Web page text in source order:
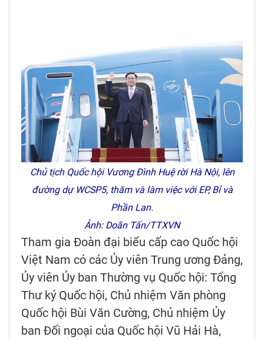
Chủ tịch Quốc hội Vương Đình Huệ rời Hà Nội, lên
đường dự WCSP5, thăm và làm việc với EP, Bỉ và
Phần Lan.
Ảnh: Doãn Tấn/TTXVN
Tham gia Đoàn đại biểu cấp cao Quốc hội
Việt Nam có các Ủy viên Trung ương Đảng,
Ủy viên Ủy ban Thường vụ Quốc hội: Tổng
Thư ký Quốc hội, Chủ nhiệm Văn phòng
Quốc hội Bùi Văn Cường, Chủ nhiệm Ủy
ban Đối ngoại của Quốc hội Vũ Hải Hà,